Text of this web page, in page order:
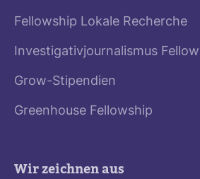
Fellowship Lokale Recherche
Investigativjournalismus
Grow-Stipendien
Greenhouse Fellowship
Wir zeichnen aus